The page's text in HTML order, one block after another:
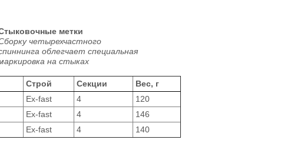
метки
четырехчастного
облегчает специальная
на стыках
Строй Секции
Вес, г
Ex-fast 4
120
Ex-fast 4
146
Ex-fast 4 140